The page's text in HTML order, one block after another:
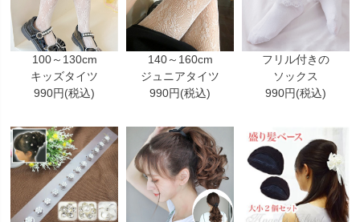
100～130cm
キッズタイツ
990円(税込)
140～160cm
ジュニアタイツ
990円(税込)
フリル付きの
ソックス
990円(税込)